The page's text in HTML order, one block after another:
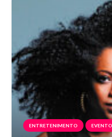
ENTRETENIMENTO